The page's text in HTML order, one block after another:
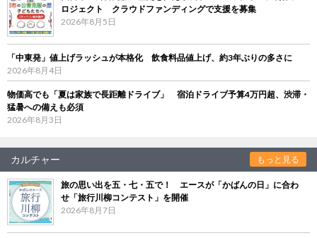
ロジェクト クラウドファンディングで支援を募集
2026年8月5日
「中東発」値上げラッシュが本格化 飲食料品値上げ、約3年ぶりの多さに
2026年8月4日
物価高でも「夏は家族で長距離ドライブ」 宿泊ドライブ予算4万円超、渋滞・
猛暑への備えも必須
2026年8月3日
カルチャー もっと見る
旅の思い出を五・七・五で！ エースが「かばんの日」に合わ
せ「旅行川柳コンテスト」を開催
2026年8月7日